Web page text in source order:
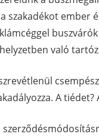
szakadékot
való
A tiédet?